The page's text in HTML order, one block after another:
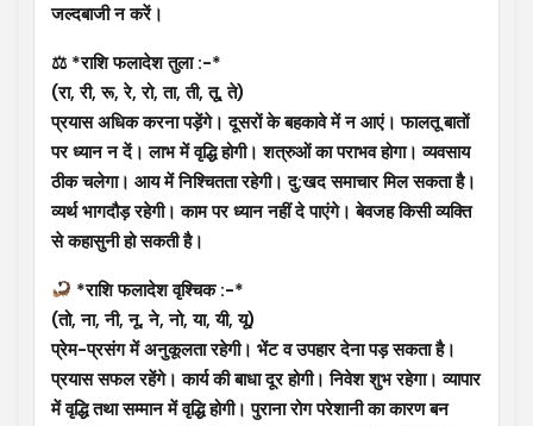
जल्दबाजी न करें।
⚖ *राशि फलादेश तुला :-*
(रा, री, रू, रे, रो, ता, ती, तू, ते)
प्रयास अधिक करना पड़ेंगे। दूसरों के बहकावे में न आएं। फालतू बातों
पर ध्यान न दें। लाभ में वृद्धि होगी। शत्रुओं का पराभव होगा। व्यवसाय
ठीक चलेगा। आय में निश्चितता रहेगी। दु:खद समाचार मिल सकता है।
व्यर्थ भागदौड़ रहेगी। काम पर ध्यान नहीं दे पाएंगे। बेवजह किसी व्यक्ति
से कहासुनी हो सकती है।
*राशि फलादेश वृश्चिक :-*
(तो, ना, नी, नू, ने, नो, या, यी, यू)
प्रेम-प्रसंग में अनुकूलता रहेगी। भेंट व उपहार देना पड़ सकता है।
प्रयास सफल रहेंगे। कार्य की बाधा दूर होगी। निवेश शुभ रहेगा। व्यापार
में वृद्धि तथा सम्मान में वृद्धि होगी। पुराना रोग परेशानी का कारण बन